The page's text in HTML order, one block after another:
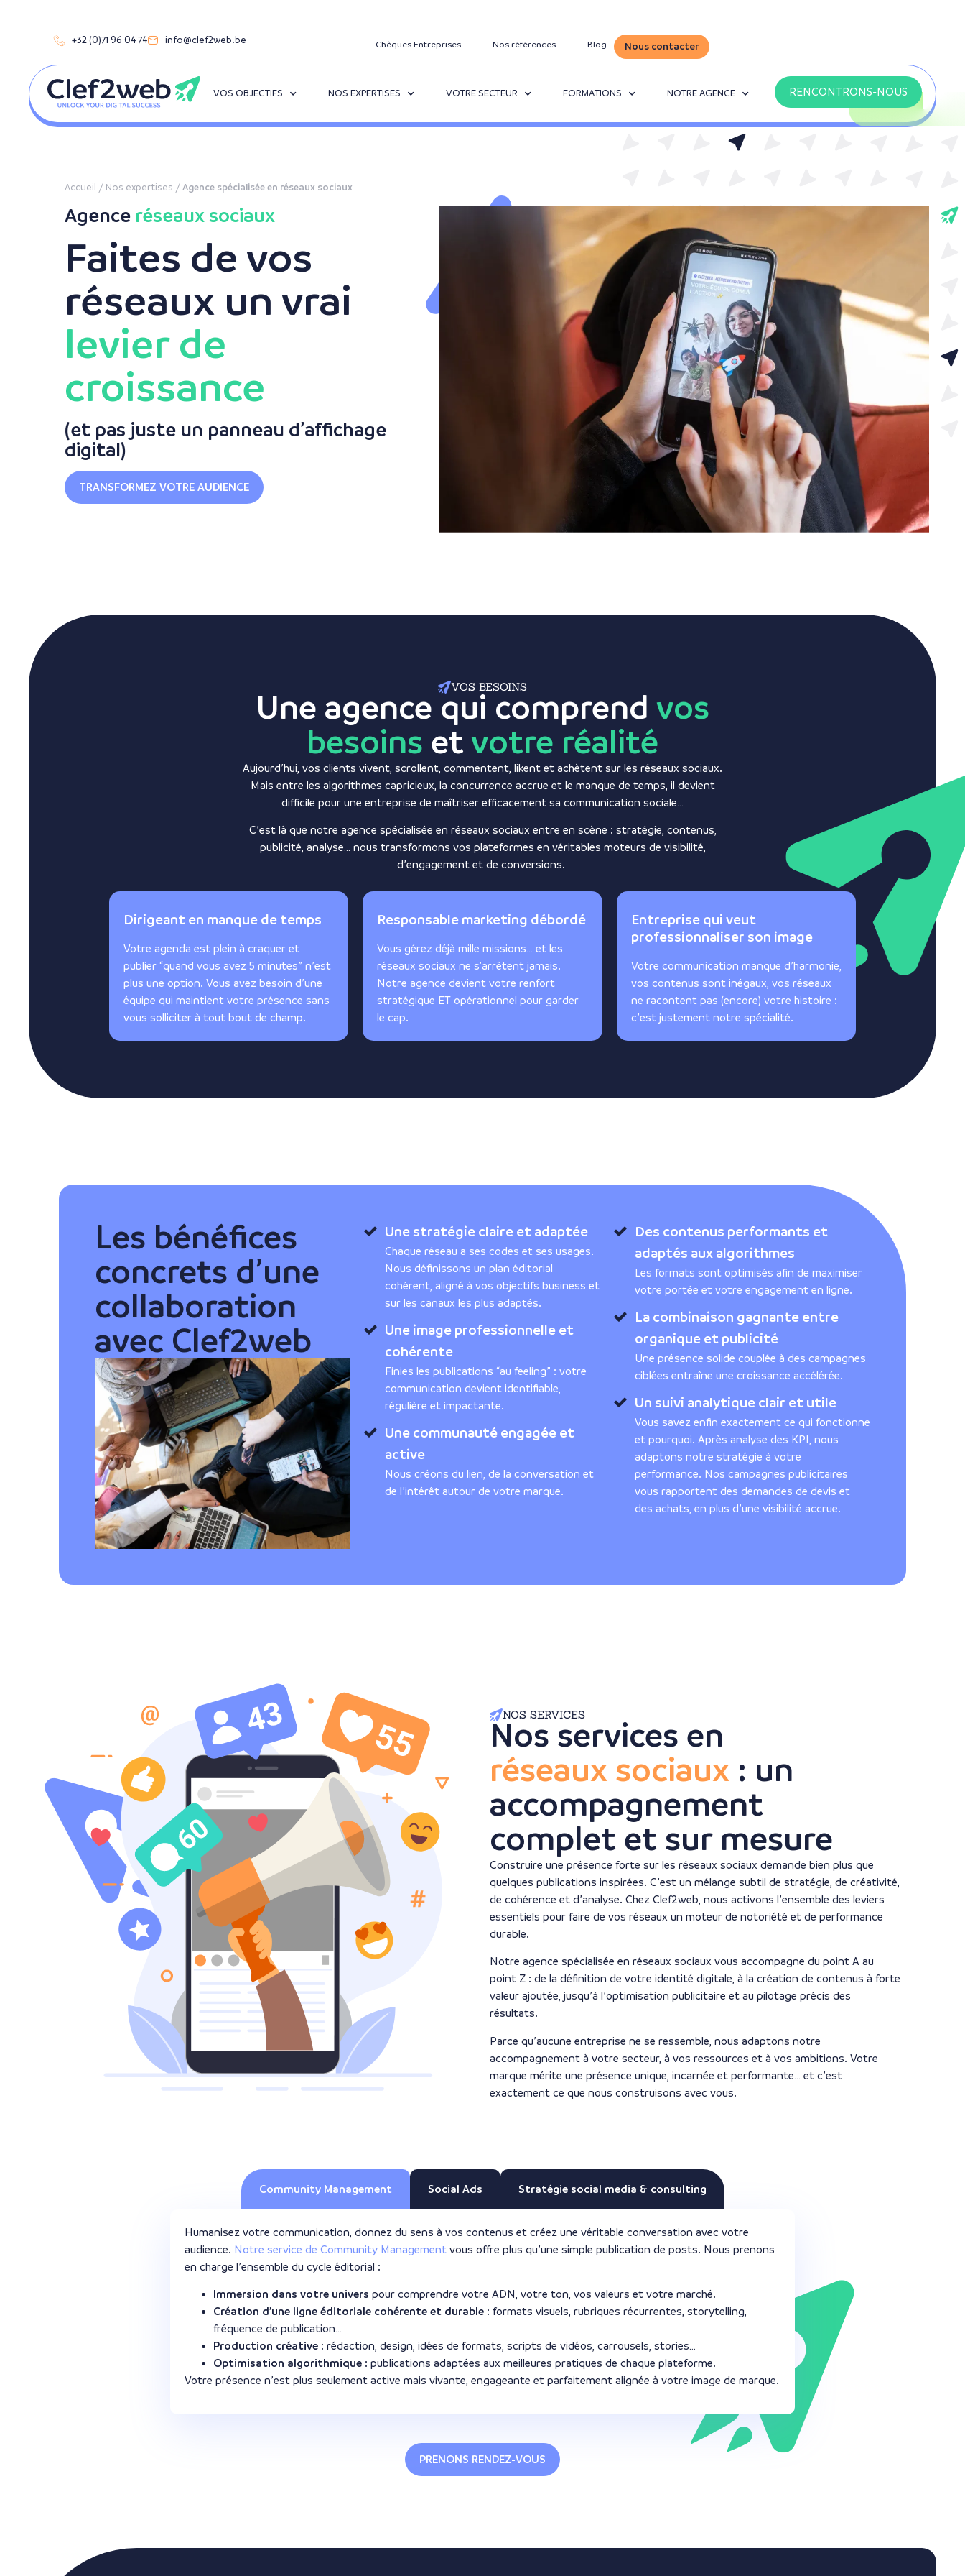
+32 (0)71 96 04 74 info@clef2web.be Chèques Entreprises Nos références Blog Nous contacter
VOS OBJECTIFS NOS EXPERTISES VOTRE SECTEUR FORMATIONS NOTRE AGENCE RENCONTRONS-NOUS
Agence réseaux sociaux
Faites de vos
réseaux un vrai
levier de
croissance
(et pas juste un panneau d’affichage
digital)
Accueil / Nos expertises / Agence spécialisée en réseaux sociaux
TRANSFORMEZ VOTRE AUDIENCE
VOS BESOINS
Une agence qui comprend vos
besoins et votre réalité
Aujourd’hui, vos clients vivent, scrollent, commentent, likent et achètent sur les réseaux sociaux.
Mais entre les algorithmes capricieux, la concurrence accrue et le manque de temps, il devient
difficile pour une entreprise de maîtriser efficacement sa communication sociale…
C’est là que notre agence spécialisée en réseaux sociaux entre en scène : stratégie, contenus,
publicité, analyse… nous transformons vos plateformes en véritables moteurs de visibilité,
d’engagement et de conversions.
Dirigeant en manque de temps
Votre agenda est plein à craquer et
publier “quand vous avez 5 minutes” n’est
plus une option. Vous avez besoin d’une
équipe qui maintient votre présence sans
vous solliciter à tout bout de champ.
Responsable marketing débordé
Vous gérez déjà mille missions… et les
réseaux sociaux ne s'arrêtent jamais.
Notre agence devient votre renfort
stratégique ET opérationnel pour garder
le cap.
Entreprise qui veut
professionnaliser son image
Votre communication manque d’harmonie,
vos contenus sont inégaux, vos réseaux
ne racontent pas (encore) votre histoire :
c’est justement notre spécialité.
Les bénéfices
concrets d’une
collaboration
avec Clef2web
Une stratégie claire et adaptée
Chaque réseau a ses codes et ses usages.
Nous définissons un plan éditorial
cohérent, aligné à vos objectifs business et
sur les canaux les plus adaptés.
Une image professionnelle et
cohérente
Finies les publications “au feeling” : votre
communication devient identifiable,
régulière et impactante.
Une communauté engagée et
active
Nous créons du lien, de la conversation et
de l’intérêt autour de votre marque.
Des contenus performants et
adaptés aux algorithmes
Les formats sont optimisés afin de maximiser
votre portée et votre engagement en ligne.
La combinaison gagnante entre
organique et publicité
Une présence solide couplée à des campagnes
ciblées entraîne une croissance accélérée.
Un suivi analytique clair et utile
Vous savez enfin exactement ce qui fonctionne
et pourquoi. Après analyse des KPI, nous
adaptons notre stratégie à votre
performance. Nos campagnes publicitaires
vous rapportent des demandes de devis et
des achats, en plus d’une visibilité accrue.
NOS SERVICES
Nos services en
réseaux sociaux : un
accompagnement
complet et sur mesure
Construire une présence forte sur les réseaux sociaux demande bien plus que
quelques publications inspirées. C’est un mélange subtil de stratégie, de créativité,
de cohérence et d’analyse. Chez Clef2web, nous activons l’ensemble des leviers
essentiels pour faire de vos réseaux un moteur de notoriété et de performance
durable.
Notre agence spécialisée en réseaux sociaux vous accompagne du point A au
point Z : de la définition de votre identité digitale, à la création de contenus à forte
valeur ajoutée, jusqu’à l’optimisation publicitaire et au pilotage précis des
résultats.
Parce qu’aucune entreprise ne se ressemble, nous adaptons notre
accompagnement à votre secteur, à vos ressources et à vos ambitions. Votre
marque mérite une présence unique, incarnée et performante… et c’est
exactement ce que nous construisons avec vous.
Community Management Social Ads Stratégie social media & consulting
Humanisez votre communication, donnez du sens à vos contenus et créez une véritable conversation avec votre
audience. Notre service de Community Management vous offre plus qu’une simple publication de posts. Nous prenons
en charge l’ensemble du cycle éditorial :
Immersion dans votre univers pour comprendre votre ADN, votre ton, vos valeurs et votre marché.
Création d’une ligne éditoriale cohérente et durable : formats visuels, rubriques récurrentes, storytelling,
fréquence de publication…
Production créative : rédaction, design, idées de formats, scripts de vidéos, carrousels, stories…
Optimisation algorithmique : publications adaptées aux meilleures pratiques de chaque plateforme.
Votre présence n’est plus seulement active mais vivante, engageante et parfaitement alignée à votre image de marque.
PRENONS RENDEZ-VOUS